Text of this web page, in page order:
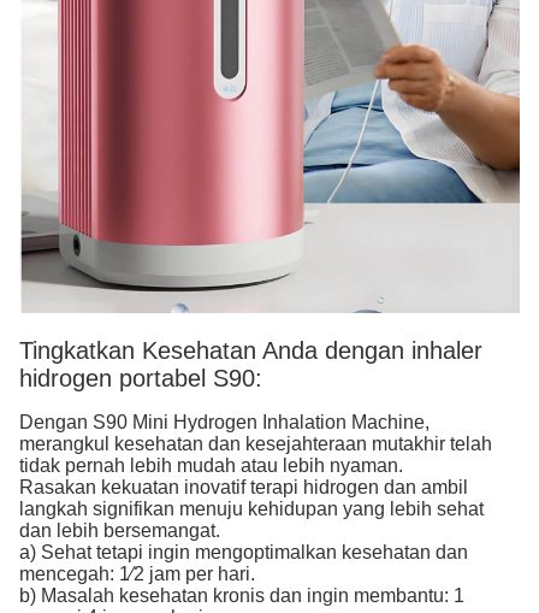
Tingkatkan Kesehatan Anda dengan inhaler
hidrogen portabel S90:
Dengan S90 Mini Hydrogen Inhalation Machine,
merangkul kesehatan dan kesejahteraan mutakhir telah
tidak pernah lebih mudah atau lebih nyaman.
Rasakan kekuatan inovatif terapi hidrogen dan ambil
langkah signifikan menuju kehidupan yang lebih sehat
dan lebih bersemangat.
a) Sehat tetapi ingin mengoptimalkan kesehatan dan
mencegah: 1⁄2 jam per hari.
b) Masalah kesehatan kronis dan ingin membantu: 1